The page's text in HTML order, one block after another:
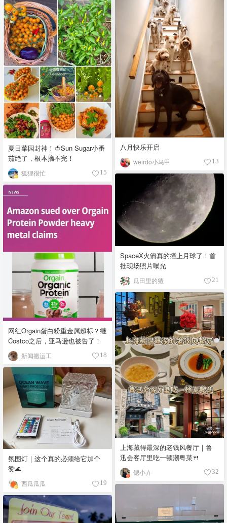
八月快乐开启
weirdo小马甲 13
夏日菜园封神！🍅Sun Sugar小番
茄绝了，根本摘不完！
狐狸很忙 15
SpaceX火箭真的撞上月球了！首
批现场照片曝光
瓜田里的猹 21
网红Orgain蛋白粉重金属超标？继
Costco之后，亚马逊也被告了！
新闻搬运工 18
上海藏得最深的老钱风餐厅｜鲁
迅会客厅里吃一顿潮粤菜🍴
偲小卉 32
氛围灯｜这个真的必须给它加个
赞🌊
西瓜瓜瓜 19